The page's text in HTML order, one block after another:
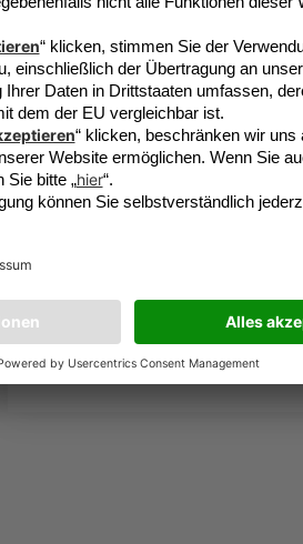
Für eine kleine Überraschung